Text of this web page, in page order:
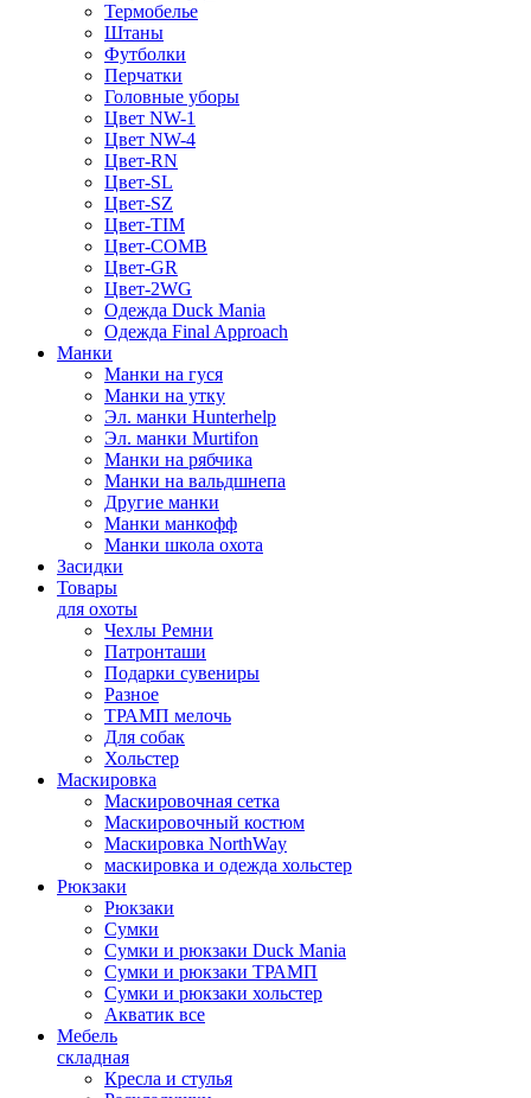
Термобелье
Штаны
Футболки
Перчатки
Головные уборы
Цвет NW-1
Цвет NW-4
Цвет-RN
Цвет-SL
Цвет-SZ
Цвет-TIM
Цвет-COMB
Цвет-GR
Цвет-2WG
Одежда Duck Mania
Одежда Final Approach
Манки
Манки на гуся
Манки на утку
Эл. манки Hunterhelp
Эл. манки Murtifon
Манки на рябчика
Манки на вальдшнепа
Другие манки
Манки манкофф
Манки школа охота
Засидки
Товары
для охоты
Чехлы Ремни
Патронташи
Подарки сувениры
Разное
ТРАМП мелочь
Для собак
Хольстер
Маскировка
Маскировочная сетка
Маскировочный костюм
Маскировка NorthWay
маскировка и одежда хольстер
Рюкзаки
Рюкзаки
Сумки
Сумки и рюкзаки Duck Mania
Сумки и рюкзаки ТРАМП
Сумки и рюкзаки хольстер
Акватик все
Мебель
складная
Кресла и стулья